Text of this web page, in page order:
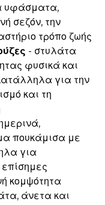
υφάσματα,
σεζόν, την
τρόπο ζωής
- στυλάτα
φυσικά και
για την
και τη
πουκάμισα με
για
κομψότητα
άνετα και